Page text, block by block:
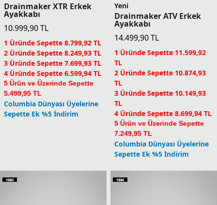
Drainmaker XTR Erkek
Ayakkabı
10.999,90TL
1 Üründe Sepette 8.799,92 TL
2 Üründe Sepette 8.249,93 TL
3 Üründe Sepette 7.699,93 TL
4 Üründe Sepette 6.599,94 TL
5 Ürün ve Üzerinde Sepette
5.499,95 TL
Columbia Dünyası Üyelerine
Sepette Ek %5 İndirim
Yeni
Drainmaker ATV Erkek
Ayakkabı
14.499,90TL
1 Üründe Sepette 11.599,92
TL
2 Üründe Sepette 10.874,93
TL
3 Üründe Sepette 10.149,93
TL
4 Üründe Sepette 8.699,94 TL
5 Ürün ve Üzerinde Sepette
7.249,95 TL
Columbia Dünyası Üyelerine
Sepette Ek %5 İndirim